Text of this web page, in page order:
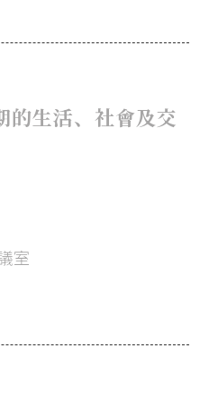
的生活、社會及交
室